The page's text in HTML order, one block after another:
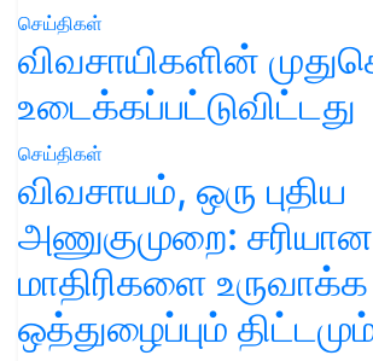
செய்திகள்
விவசாயிகளின்
உடைக்கப்பட்டுவிட்டது
செய்திகள்
விவசாயம், ஒரு புதிய
அணுகுமுறை: சரியான
மாதிரிகளை
ஒத்துழைப்பும்